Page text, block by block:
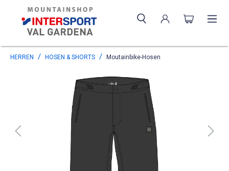
HERREN HOSEN & SHORTS Moutainbike-Hosen